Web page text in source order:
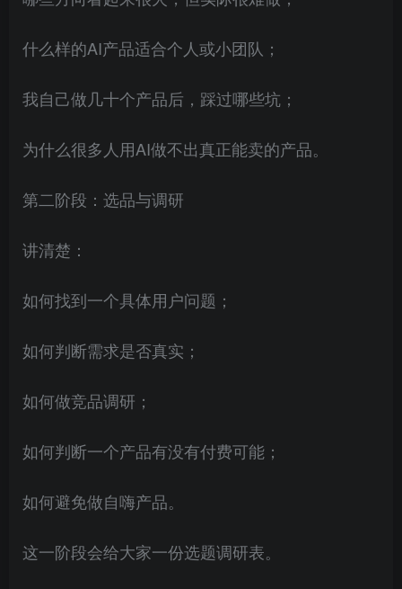
什么样的AI产品适合个人或小团队；
我自己做几十个产品后，踩过哪些坑；
为什么很多人用AI做不出真正能卖的产品。
第二阶段：选品与调研
讲清楚：
如何找到一个具体用户问题；
如何判断需求是否真实；
如何做竞品调研；
如何判断一个产品有没有付费可能；
如何避免做自嗨产品。
这一阶段会给大家一份选题调研表。